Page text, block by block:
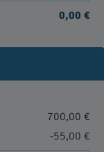
0,00 €
700,00 €
-55,00 €